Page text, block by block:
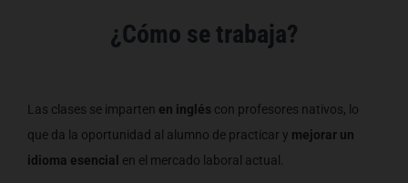
¿Cómo se trabaja?
Las clases se imparten en inglés con profesores nativos, lo
que da la oportunidad al alumno de practicar y mejorar un
idioma esencial en el mercado laboral actual.